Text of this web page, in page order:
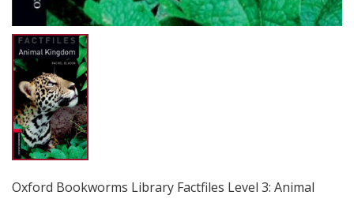
Oxford Bookworms Library Factfiles Level 3: Animal